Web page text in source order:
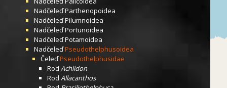
NadčeleďParthenopoidea
NadčeleďPilumnoidea
NadčeleďPortunoidea
NadčeleďPotamoidea
NadčeleďPseudothelphusoidea
ČeleďPseudothelphusidae
Rod Achlidon
Rod Allacanthos